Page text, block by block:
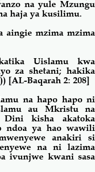
na yule Mzungu
haja ya kusilimu.
aingie mzima mzima
Uislamu kwa
za shetani; hakika
)) [AL-Baqarah 2: 208]
na hapo hapo ni
au Mkristu na
kisha akatoka
ndoa ya hao wawili
anakiri si
na ni lazima
ivunjwe kwani sasa